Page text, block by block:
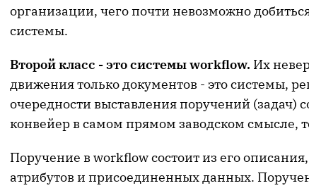
организации, чего почти невозможно
системы.
Второй класс - это системы workflow. Их
движения только документов - это системы,
очередности выставления поручений (задач)
конвейер в самом прямом заводском смысле,
Поручение в workflow состоит из его
атрибутов и присоединенных данных.